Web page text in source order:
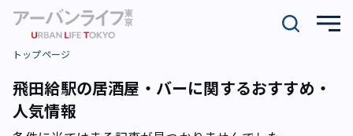
トップページ
飛田給駅の居酒屋・バーに関するおすすめ・
人気情報